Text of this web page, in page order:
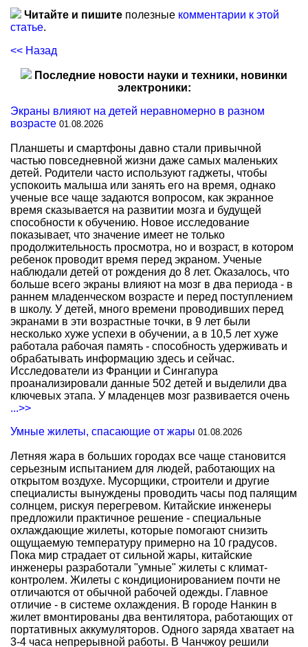
Читайте и пишите полезные комментарии к этой
статье.
<< Назад
Последние новости науки и техники, новинки
электроники:
Экраны влияют на детей неравномерно в разном
возрасте 01.08.2026
Планшеты и смартфоны давно стали привычной
частью повседневной жизни даже самых маленьких
детей. Родители часто используют гаджеты, чтобы
успокоить малыша или занять его на время, однако
ученые все чаще задаются вопросом, как экранное
время сказывается на развитии мозга и будущей
способности к обучению. Новое исследование
показывает, что значение имеет не только
продолжительность просмотра, но и возраст, в котором
ребенок проводит время перед экраном. Ученые
наблюдали детей от рождения до 8 лет. Оказалось, что
больше всего экраны влияют на мозг в два периода - в
раннем младенческом возрасте и перед поступлением
в школу. У детей, много времени проводивших перед
экранами в эти возрастные точки, в 9 лет были
несколько хуже успехи в обучении, а в 10,5 лет хуже
работала рабочая память - способность удерживать и
обрабатывать информацию здесь и сейчас.
Исследователи из Франции и Сингапура
проанализировали данные 502 детей и выделили два
ключевых этапа. У младенцев мозг развивается очень
...>>
Умные жилеты, спасающие от жары 01.08.2026
Летняя жара в больших городах все чаще становится
серьезным испытанием для людей, работающих на
открытом воздухе. Мусорщики, строители и другие
специалисты вынуждены проводить часы под палящим
солнцем, рискуя перегревом. Китайские инженеры
предложили практичное решение - специальные
охлаждающие жилеты, которые помогают снизить
ощущаемую температуру примерно на 10 градусов.
Пока мир страдает от сильной жары, китайские
инженеры разработали "умные" жилеты с климат-
контролем. Жилеты с кондиционированием почти не
отличаются от обычной рабочей одежды. Главное
отличие - в системе охлаждения. В городе Нанкин в
жилет вмонтированы два вентилятора, работающих от
портативных аккумуляторов. Одного заряда хватает на
3-4 часа непрерывной работы. В Чанчжоу решили